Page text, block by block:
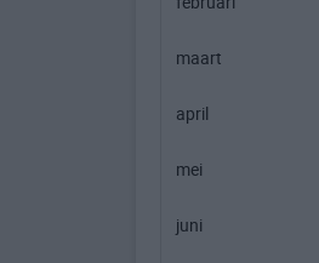
maart
april
mei
juni